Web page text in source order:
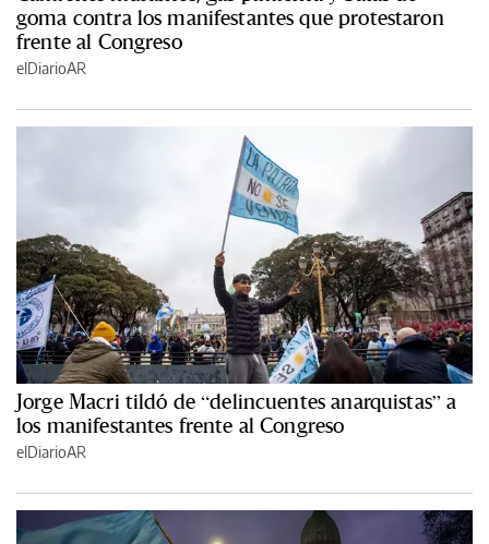
goma contra los manifestantes que protestaron
frente al Congreso
elDiarioAR
Jorge Macri tildó de “delincuentes anarquistas” a
los manifestantes frente al Congreso
elDiarioAR